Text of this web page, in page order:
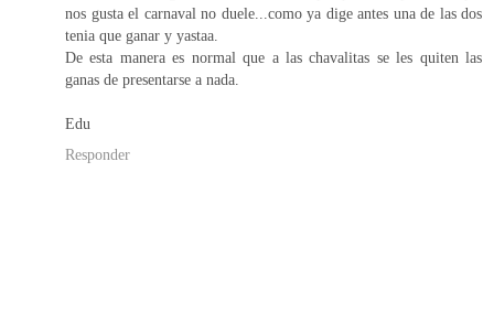
nos gusta el carnaval no duele...como ya dige antes una de las dos
tenia que ganar y yastaa.
De esta manera es normal que a las chavalitas se les quiten las
ganas de presentarse a nada.
Edu
Responder